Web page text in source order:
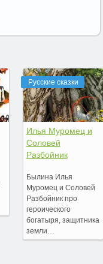
Русские сказки
Илья Муромец и
Соловей
Разбойник
Былина Илья
Муромец и Соловей
Разбойник про
героического
богатыря, защитника
земли…